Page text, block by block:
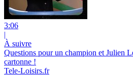
3:06
|
À suivre
Questions pour un champion et Julien
cartonne !
Tele-Loisirs.fr